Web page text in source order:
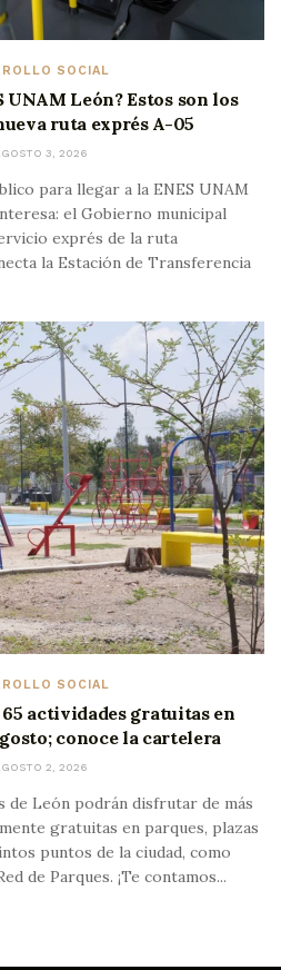
SOCIAL
UNAM León? Estos son los
ruta exprés A-05
3, 2026
para llegar a la ENES UNAM
el Gobierno municipal
exprés de la ruta
la Estación de Transferencia
SOCIAL
actividades gratuitas en
conoce la cartelera
2, 2026
de León podrán disfrutar de más
gratuitas en parques, plazas
puntos de la ciudad, como
de Parques. ¡Te contamos...